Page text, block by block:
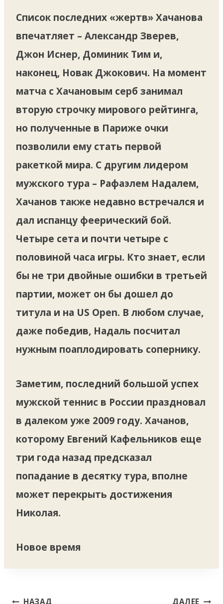
Список последних «жертв» Хачанова
впечатляет – Александр Зверев,
Джон Иснер, Доминик Тим и,
наконец, Новак Джокович. На момент
матча с Хачановым серб занимал
вторую строчку мирового рейтинга,
но полученные в Париже очки
позволили ему стать первой
ракеткой мира. С другим лидером
мужского тура – Рафаэлем Надалем,
Хачанов также недавно встречался и
дал испанцу феерический бой.
Четыре сета и почти четыре с
половиной часа игры. Кто знает, если
бы не три двойные ошибки в третьей
партии, может он бы дошел до
титула и на US Open. В любом случае,
даже победив, Надаль посчитал
нужным поаплодировать сопернику.
Заметим, последний большой успех
мужской теннис в России праздновал
в далеком уже 2009 году. Хачанов,
которому Евгений Кафельников еще
три года назад предсказал
попадание в десятку тура, вполне
может перекрыть достижения
Николая.
Новое время
Навигация
НАЗАД ДАЛЕЕ